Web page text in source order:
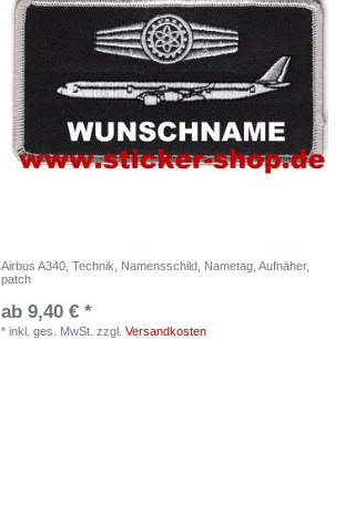
Airbus A340, Technik, Namensschild, Nametag, Aufnäher,
patch
ab 9,40 € *
*inkl. ges. MwSt. zzgl.Versandkosten